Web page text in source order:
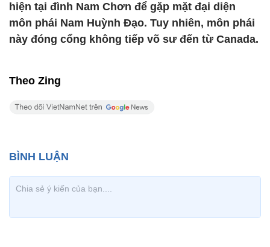
hiện tại đình Nam Chơn để gặp mặt đại diện
môn phái Nam Huỳnh Đạo. Tuy nhiên, môn phái
này đóng cổng không tiếp võ sư đến từ Canada.
Theo Zing